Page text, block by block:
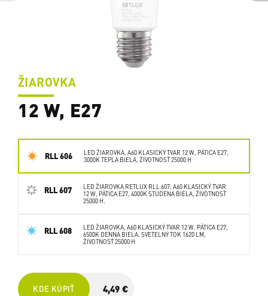
ŽIAROVKA
12 W, E27
RLL 606
LED ŽIAROVKA, A60 KLASICKÝ TVAR 12 W, PÄTICA E27,
3000K TEPLÁ BIELA, ŽIVOTNOSŤ 25000 H
RLL 607
LED ŽIAROVKA RETLUX RLL 607, A60 KLASICKÝ TVAR
12 W, PÄTICA E27, 4000K STUDENÁ BIELA, ŽIVOTNOSŤ
25000 H.
RLL 608
LED ŽIAROVKA, A60 KLASICKÝ TVAR 12 W, PÄTICA E27,
6500K DENNÁ BIELA, SVETELNÝ TOK 1620 LM,
ŽIVOTNOSŤ 25000 H
KDE KÚPIŤ 4,49 €